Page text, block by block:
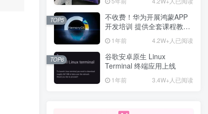
不收费！华为开展鸿蒙APP
开发培训 提供全套课程教学
1年前 4.2W+人已阅读
TOP5
谷歌安卓原生 Linux
Terminal 终端应用上线
1年前 3.4W+人已阅读
TOP6